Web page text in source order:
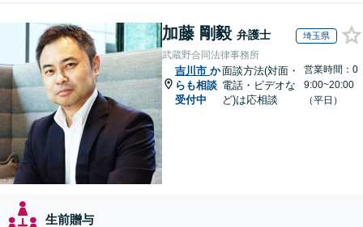
加藤 剛毅 弁護士 埼玉県
武蔵野合同法律事務所
吉川市 か
らも相談
受付中
面談方法(対面・
電話・ビデオな
ど)は応相談
営業時間：0
9:00~20:00
（平日）
生前贈与